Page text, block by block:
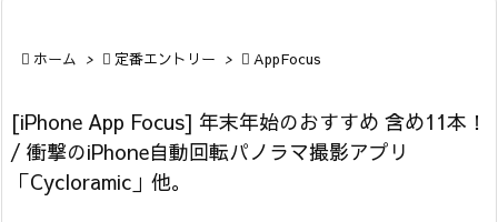
 ホーム >  定番エントリー >  AppFocus
[iPhone App Focus] 年末年始のおすすめ 含め11本！
/ 衝撃のiPhone自動回転パノラマ撮影アプリ
「Cycloramic」他。